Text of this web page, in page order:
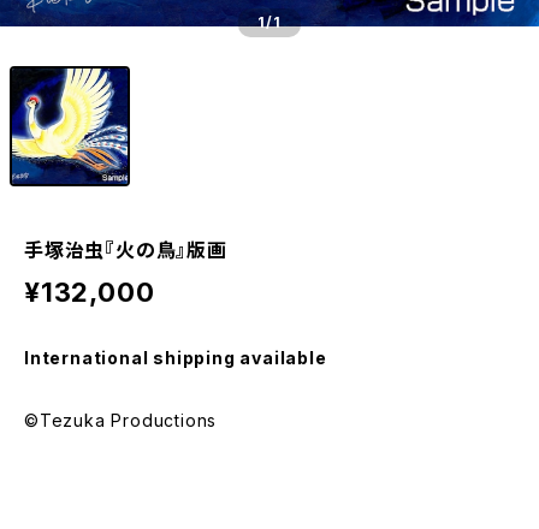
1/1
手塚治虫『火の鳥』版画
¥132,000
International shipping available
©Tezuka Productions